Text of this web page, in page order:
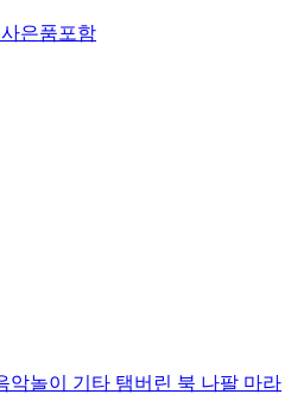
은품포함
악놀이 기타 탬버린 북 나팔 마라